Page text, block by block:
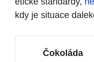
kdy je situace
Čokoláda